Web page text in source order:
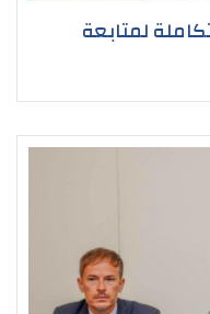
لمتابعة